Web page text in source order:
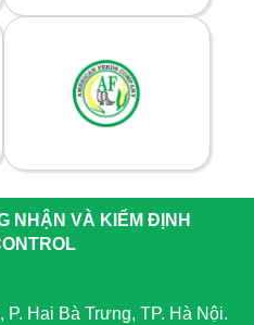
NHẬN VÀ KIỂM ĐỊNH
Hai Bà Trưng, TP. Hà Nội.